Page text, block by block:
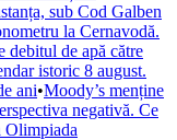
sub Cod Galben
la Cernavodă.
debitul de apă către
istoric 8 august.
ani•Moody’s menține
negativă. Ce
Olimpiada